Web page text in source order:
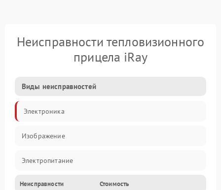
Неисправности тепловизионного
прицела iRay
Виды неисправностей
Электроника
Изображение
Электропитание
Измерения
Неисправности Стоимость